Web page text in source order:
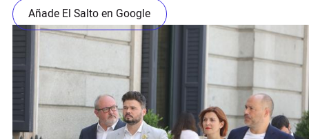
Añade El Salto en Google